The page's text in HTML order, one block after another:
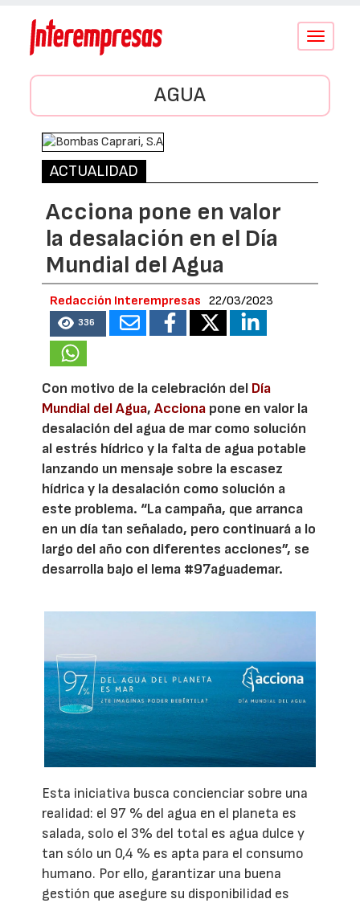
Conmutar
AGUA
ACTUALIDAD
Acciona pone en valor
la desalación en el Día
Mundial del Agua
Redacción Interempresas 22/03/2023
336
Con motivo de la celebración del Día
Mundial del Agua,Acciona pone en valor la
desalación del agua de mar como solución
al estrés hídrico y la falta de agua potable
lanzando un mensaje sobre la escasez
hídrica y la desalación como solución a
este problema. “La campaña, que arranca
en un día tan señalado, pero continuará a lo
largo del año con diferentes acciones”, se
desarrolla bajo el lema #97aguademar.
Esta iniciativa busca concienciar sobre una
realidad: el 97 % del agua en el planeta es
salada, solo el 3% del total es agua dulce y
tan sólo un 0,4 % es apta para el consumo
humano. Por ello, garantizar una buena
gestión que asegure su disponibilidad es